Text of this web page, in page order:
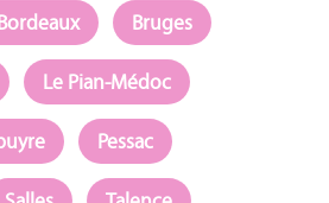
Bruges
Le Pian-Médoc
Pessac